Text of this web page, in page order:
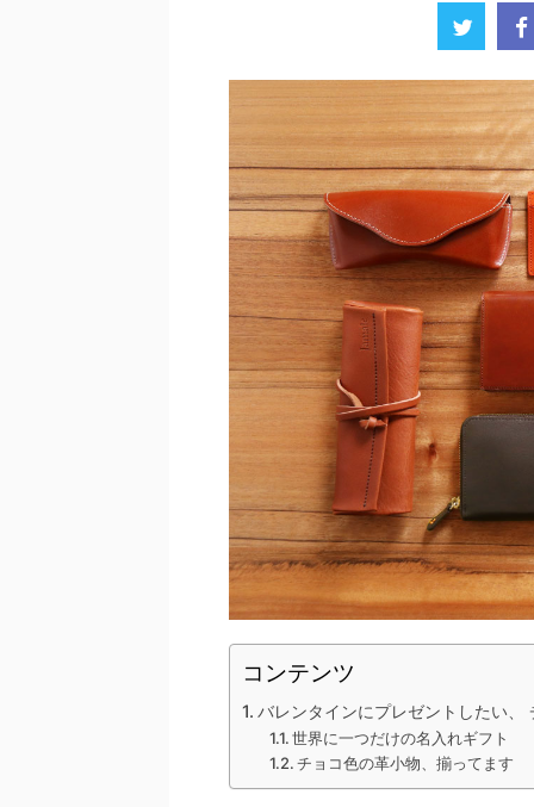
コンテンツ
バレンタインにプレゼントしたい、
世界に一つだけの名入れギフト
チョコ色の革小物、揃ってます